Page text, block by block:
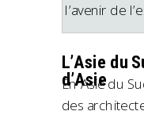
l’avenir de
L’Asie du
d’Asie
En Asie du
des